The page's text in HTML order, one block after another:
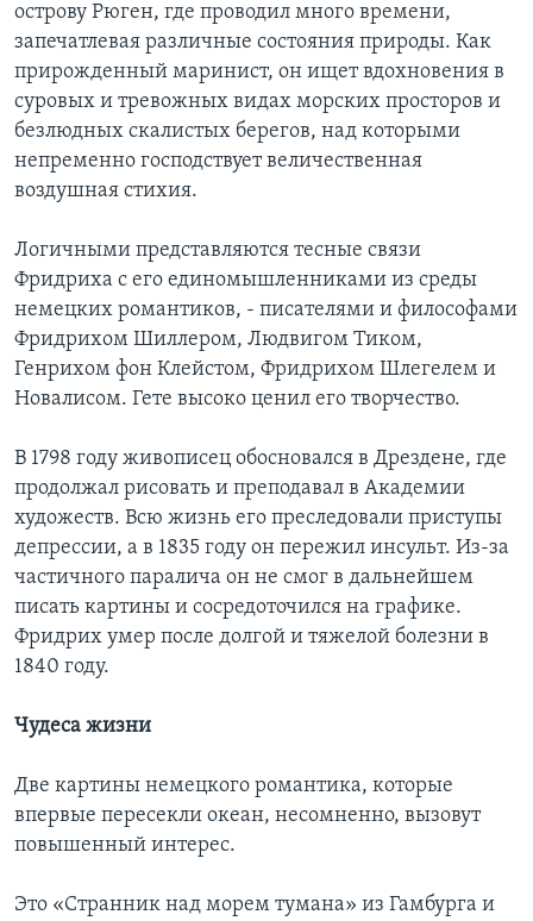
острову Рюген, где проводил много времени,
запечатлевая различные состояния природы. Как
прирожденный маринист, он ищет вдохновения в
суровых и тревожных видах морских просторов и
безлюдных скалистых берегов, над которыми
непременно господствует величественная
воздушная стихия.
Логичными представляются тесные связи
Фридриха с его единомышленниками из среды
немецких романтиков, - писателями и философами
Фридрихом Шиллером, Людвигом Тиком,
Генрихом фон Клейстом, Фридрихом Шлегелем и
Новалисом. Гете высоко ценил его творчество.
В 1798 году живописец обосновался в Дрездене, где
продолжал рисовать и преподавал в Академии
художеств. Всю жизнь его преследовали приступы
депрессии, а в 1835 году он пережил инсульт. Из-за
частичного паралича он не смог в дальнейшем
писать картины и сосредоточился на графике.
Фридрих умер после долгой и тяжелой болезни в
1840 году.
Чудеса жизни
Две картины немецкого романтика, которые
впервые пересекли океан, несомненно, вызовут
повышенный интерес.
Это «Странник над морем тумана» из Гамбурга и